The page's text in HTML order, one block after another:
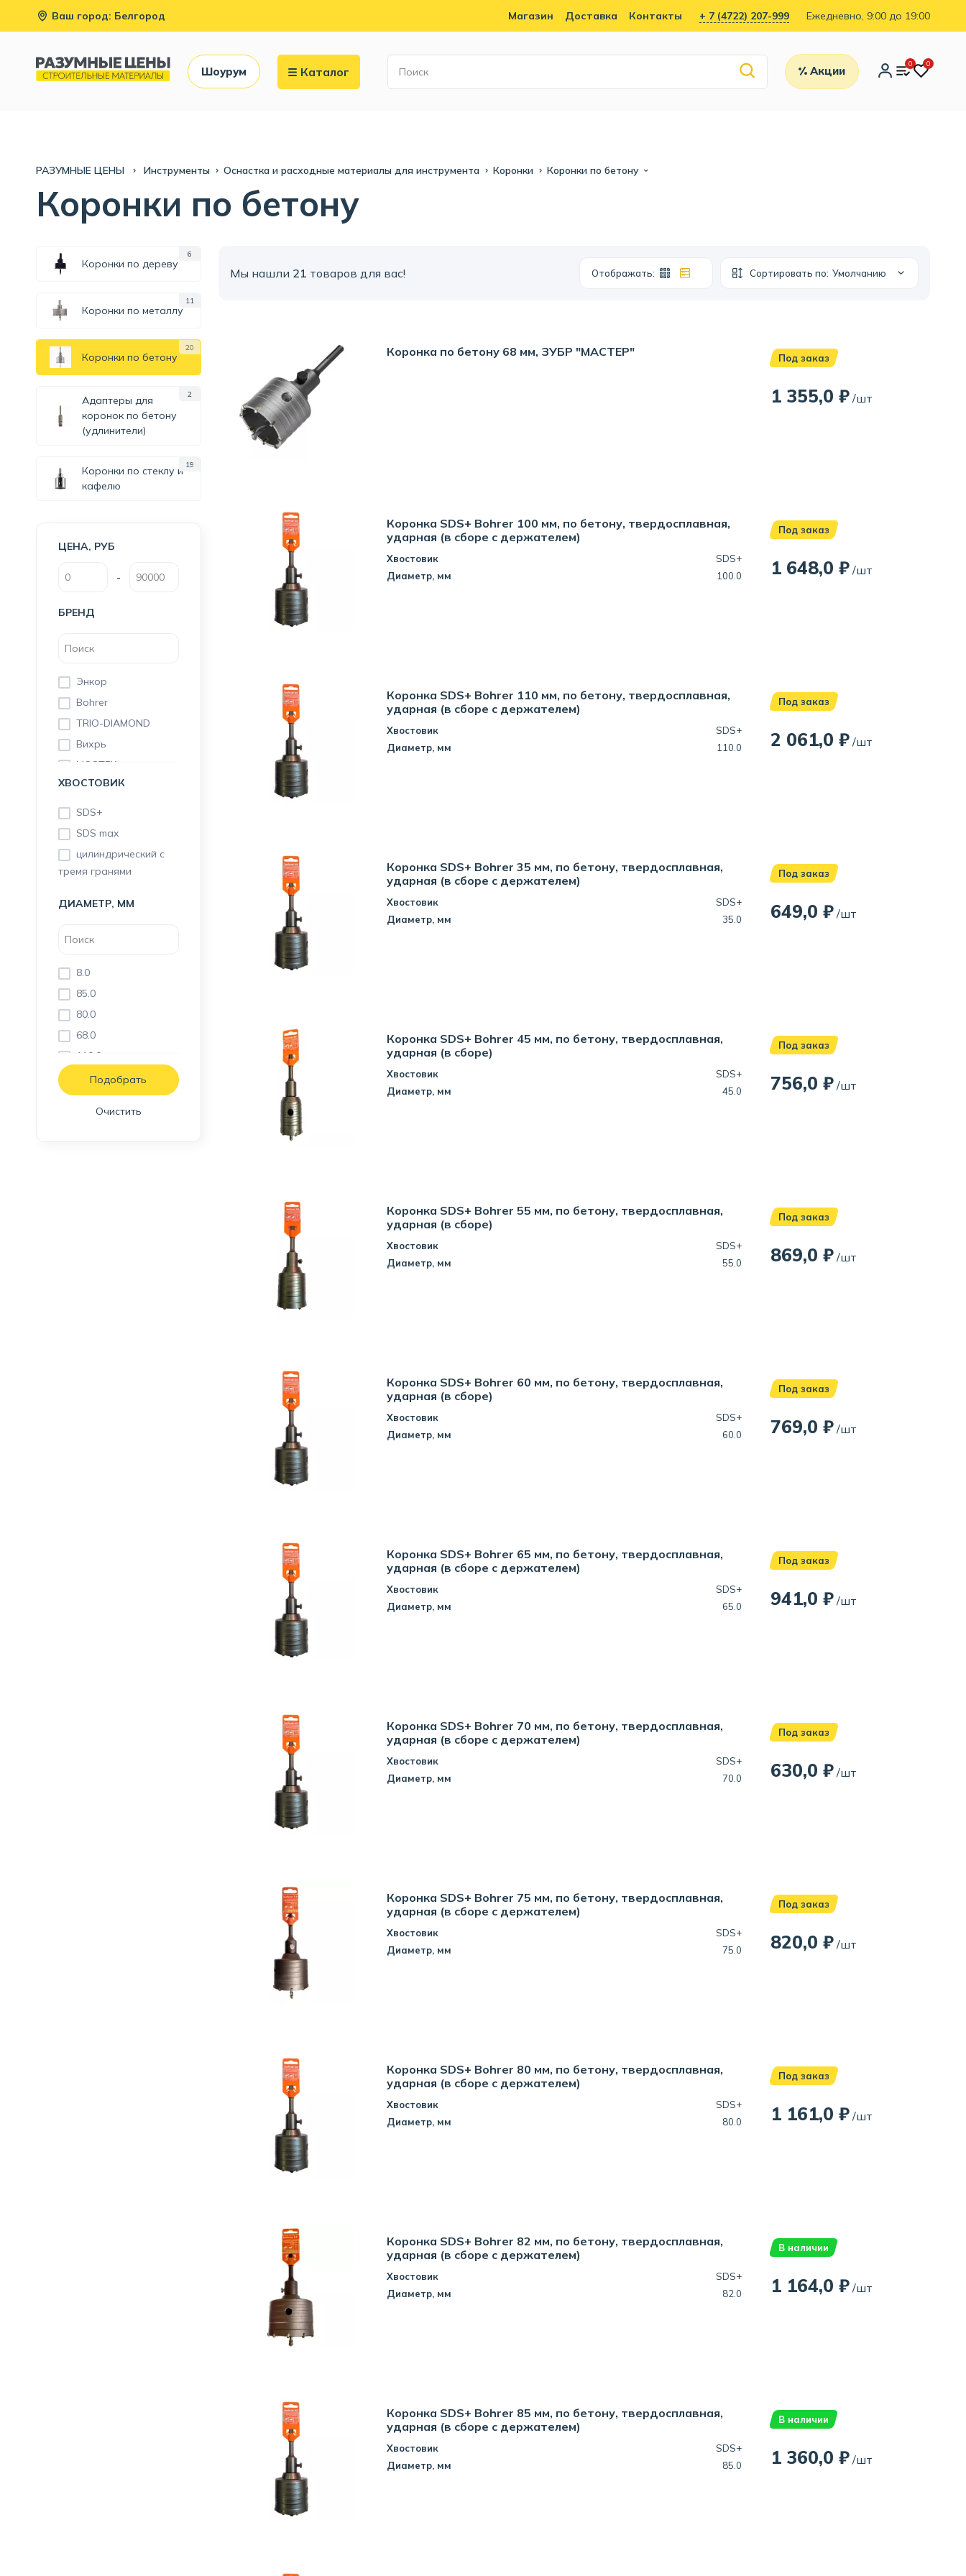
Ваш город: Белгород Магазин Доставка Контакты + 7 (4722) 207-999 Ежедневно, 9:00 до 19:00
Шоурум Каталог Акции
0 0
РАЗУМНЫЕ ЦЕНЫ Инструменты Оснастка и расходные материалы для инструмента Коронки Коронки по бетону
Коронки по бетону
Мы нашли 21 товаров для вас! Отображать: Сортировать по: Умолчанию
Коронка по бетону 68 мм, ЗУБР "МАСТЕР" Под заказ
1 355,0 ₽ /шт
Коронка SDS+ Bohrer 100 мм, по бетону, твердосплавная,
ударная (в сборе с держателем)
Хвостовик
SDS+
Диаметр, мм
100.0
Под заказ
1 648,0 ₽ /шт
Коронка SDS+ Bohrer 110 мм, по бетону, твердосплавная,
ударная (в сборе с держателем)
Хвостовик
SDS+
Диаметр, мм
110.0
Под заказ
2 061,0 ₽ /шт
Коронка SDS+ Bohrer 35 мм, по бетону, твердосплавная,
ударная (в сборе с держателем)
Хвостовик
SDS+
Диаметр, мм
35.0
Под заказ
649,0 ₽ /шт
Коронка SDS+ Bohrer 45 мм, по бетону, твердосплавная,
ударная (в сборе)
Хвостовик
SDS+
Диаметр, мм
45.0
Под заказ
756,0 ₽ /шт
Коронка SDS+ Bohrer 55 мм, по бетону, твердосплавная,
ударная (в сборе)
Хвостовик
SDS+
Диаметр, мм
55.0
Под заказ
869,0 ₽ /шт
Коронка SDS+ Bohrer 60 мм, по бетону, твердосплавная,
ударная (в сборе)
Хвостовик
SDS+
Диаметр, мм
60.0
Под заказ
769,0 ₽ /шт
Коронка SDS+ Bohrer 65 мм, по бетону, твердосплавная,
ударная (в сборе с держателем)
Хвостовик
SDS+
Диаметр, мм
65.0
Под заказ
941,0 ₽ /шт
Коронка SDS+ Bohrer 70 мм, по бетону, твердосплавная,
ударная (в сборе с держателем)
Хвостовик
SDS+
Диаметр, мм
70.0
Под заказ
630,0 ₽ /шт
Коронка SDS+ Bohrer 75 мм, по бетону, твердосплавная,
ударная (в сборе с держателем)
Хвостовик
SDS+
Диаметр, мм
75.0
Под заказ
820,0 ₽ /шт
Коронка SDS+ Bohrer 80 мм, по бетону, твердосплавная,
ударная (в сборе с держателем)
Хвостовик
SDS+
Диаметр, мм
80.0
Под заказ
1 161,0 ₽ /шт
Коронка SDS+ Bohrer 82 мм, по бетону, твердосплавная,
ударная (в сборе с держателем)
Хвостовик
SDS+
Диаметр, мм
82.0
В наличии
1 164,0 ₽ /шт
Коронка SDS+ Bohrer 85 мм, по бетону, твердосплавная,
ударная (в сборе с держателем)
Хвостовик
SDS+
Диаметр, мм
85.0
В наличии
1 360,0 ₽ /шт
Коронки по дереву
6
Коронки по металлу
11
Коронки по бетону
20
Адаптеры для
коронок по бетону
(удлинители)
2
Коронки по стеклу и
кафелю
19
ЦЕНА, РУБ
-
БРЕНД
Энкор
Bohrer
TRIO-DIAMOND
Вихрь
MOSTEK
ХВОСТОВИК
SDS+
SDS max
цилиндрический с
тремя гранями
ДИАМЕТР, ММ
8.0
85.0
80.0
68.0
110.0
35.0
60.0
Очистить